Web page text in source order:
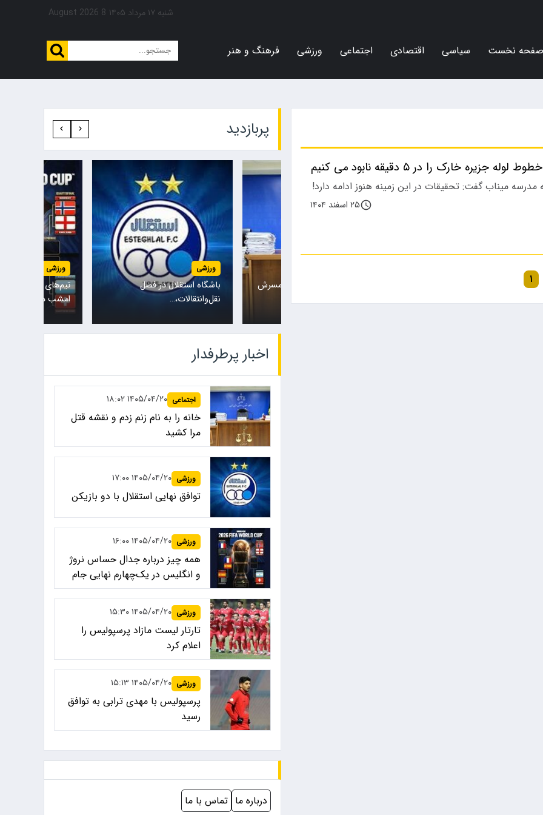
شنبه ۱۷ مرداد ۱۴۰۵ 8 August 2026
صفحه نخست سیاسی اقتصادی اجتماعی ورزشی فرهنگ و هنر
جزیره خارک را در ۵ دقیقه نابود می کنیم
مدرسه میناب گفت: تحقیقات در این زمینه هنوز ادامه دارد!
۲۵ اسفند ۱۴۰۴
۱
پربازدید‍
زن جوان که متهم است همسرش
ورزشی
باشگاه استقلال در فصل
نقل‌وانتقالات،…
ورزشی
تیم‌های ملی نروژ و
امشب در یکی…
اخبار پرطرفدار
اجتماعی ۱۴۰۵/۰۴/۲۰ ۱۸:۰۲
خانه را به نام زنم زدم و نقشه قتل
مرا کشید
ورزشی ۱۴۰۵/۰۴/۲۰ ۱۷:۰۰
توافق نهایی استقلال با دو بازیکن
ورزشی ۱۴۰۵/۰۴/۲۰ ۱۶:۰۰
همه چیز درباره جدال حساس نروژ
و انگلیس در یک‌چهارم نهایی جام
جهانی ۲۰۲۶
ورزشی ۱۴۰۵/۰۴/۲۰ ۱۵:۳۰
تارتار لیست مازاد پرسپولیس را
اعلام کرد
ورزشی ۱۴۰۵/۰۴/۲۰ ۱۵:۱۳
پرسپولیس با مهدی ترابی به توافق
رسید
درباره ما تماس با ما